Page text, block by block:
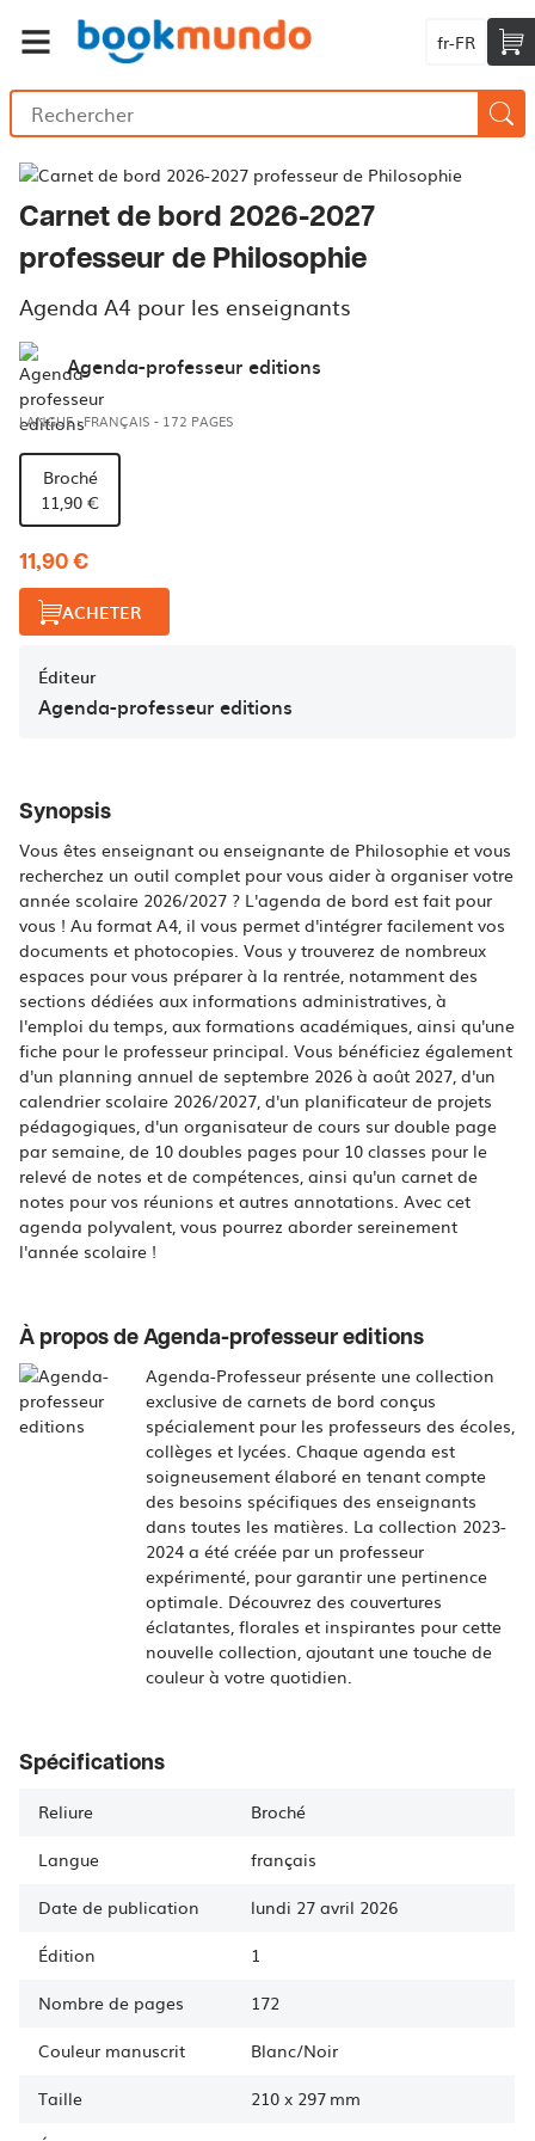
fr-FR
Carnet de bord 2026-2027
professeur de Philosophie
Agenda A4 pour les enseignants
Agenda-professeur editions
LANGUE : FRANÇAIS - 172 PAGES
Broché
11,90 €
11,90 €
ACHETER
Éditeur
Agenda-professeur editions
Synopsis
Vous êtes enseignant ou enseignante de Philosophie et vous
recherchez un outil complet pour vous aider à organiser votre
année scolaire 2026/2027 ? L'agenda de bord est fait pour
vous ! Au format A4, il vous permet d'intégrer facilement vos
documents et photocopies. Vous y trouverez de nombreux
espaces pour vous préparer à la rentrée, notamment des
sections dédiées aux informations administratives, à
l'emploi du temps, aux formations académiques, ainsi qu'une
fiche pour le professeur principal. Vous bénéficiez également
d'un planning annuel de septembre 2026 à août 2027, d'un
calendrier scolaire 2026/2027, d'un planificateur de projets
pédagogiques, d'un organisateur de cours sur double page
par semaine, de 10 doubles pages pour 10 classes pour le
relevé de notes et de compétences, ainsi qu'un carnet de
notes pour vos réunions et autres annotations. Avec cet
agenda polyvalent, vous pourrez aborder sereinement
l'année scolaire !
À propos de Agenda-professeur editions
Agenda-Professeur présente une collection
exclusive de carnets de bord conçus
spécialement pour les professeurs des écoles,
collèges et lycées. Chaque agenda est
soigneusement élaboré en tenant compte
des besoins spécifiques des enseignants
dans toutes les matières. La collection 2023-
2024 a été créée par un professeur
expérimenté, pour garantir une pertinence
optimale. Découvrez des couvertures
éclatantes, florales et inspirantes pour cette
nouvelle collection, ajoutant une touche de
couleur à votre quotidien.
Spécifications
Reliure
Broché
Langue
français
Date de publication
lundi 27 avril 2026
Édition
1
Nombre de pages
172
Couleur manuscrit
Blanc/Noir
Taille
210 x 297 mm